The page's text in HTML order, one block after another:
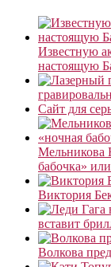
Известную
настоящую
Сайт для
Мельникова
бабочка»
Виктория
вставит
Волкова